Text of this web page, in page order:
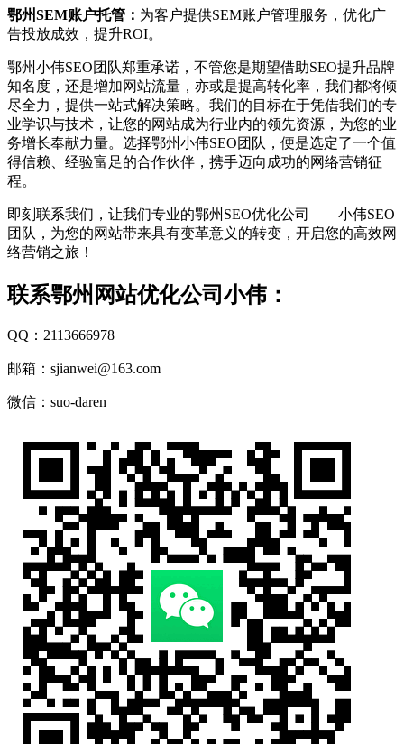
鄂州SEM账户托管： 为客户提供SEM账户管理服务，优化广
告投放成效，提升ROI。
鄂州小伟SEO团队郑重承诺，不管您是期望借助SEO提升品牌
知名度，还是增加网站流量，亦或是提高转化率，我们都将倾
尽全力，提供一站式解决策略。我们的目标在于凭借我们的专
业学识与技术，让您的网站成为行业内的领先资源，为您的业
务增长奉献力量。选择鄂州小伟SEO团队，便是选定了一个值
得信赖、经验富足的合作伙伴，携手迈向成功的网络营销征
程。
即刻联系我们，让我们专业的鄂州SEO优化公司——小伟SEO
团队，为您的网站带来具有变革意义的转变，开启您的高效网
络营销之旅！
联系鄂州网站优化公司小伟：
QQ：2113666978
邮箱：sjianwei@163.com
微信：suo-daren